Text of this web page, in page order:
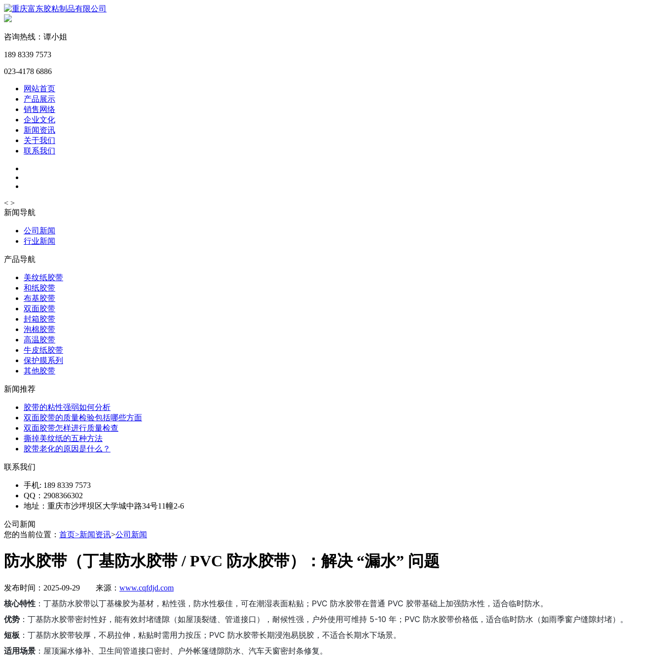
咨询热线：谭小姐
189 8339 7573
023-4178 6886
网站首页
产品展示
销售网络
企业文化
新闻资讯
关于我们
联系我们
< >
新闻导航
公司新闻
行业新闻
产品导航
美纹纸胶带
和纸胶带
布基胶带
双面胶带
封箱胶带
泡棉胶带
高温胶带
牛皮纸胶带
保护膜系列
其他胶带
新闻推荐
胶带的粘性强弱如何分析
双面胶带的质量检验包括哪些方面
双面胶带怎样进行质量检查
撕掉美纹纸的五种方法
胶带老化的原因是什么？
联系我们
手机: 189 8339 7573
QQ：2908366302
地址： 重庆市沙坪坝区大学城中路34号11幢2-6
公司新闻
您的当前位置： 首页>新闻资讯>公司新闻
防水胶带（丁基防水胶带 / PVC 防水胶带）：解决 “漏水” 问题
发布时间：2025-09-29 来源： www.cqfdjd.com
核心特性 ：丁基防水胶带以丁基橡胶为基材，粘性强，防水性极佳，可在潮湿表面粘贴；PVC 防水胶带在普通 PVC 胶带基础上加强防水性，适合临时防水。
优势 ：丁基防水胶带密封性好，能有效封堵缝隙（如屋顶裂缝、管道接口），耐候性强，户外使用可维持 5-10 年；PVC 防水胶带价格低，适合临时防水（如雨季窗户缝隙封堵）。
短板 ：丁基防水胶带较厚，不易拉伸，粘贴时需用力按压；PVC 防水胶带长期浸泡易脱胶，不适合长期水下场景。
适用场景 ：屋顶漏水修补、卫生间管道接口密封、户外帐篷缝隙防水、汽车天窗密封条修复。